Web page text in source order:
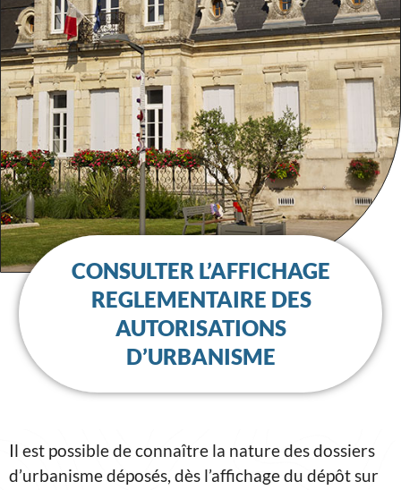
CONSULTER L’AFFICHAGE
REGLEMENTAIRE DES
AUTORISATIONS
D’URBANISME
Il est possible de connaître la nature des dossiers
d’urbanisme déposés, dès l’affichage du dépôt sur